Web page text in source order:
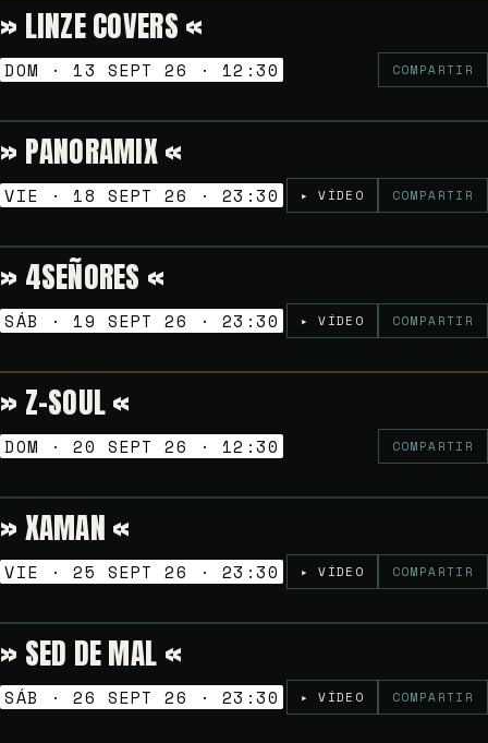
VERMUT SESSION
» LINZE COVERS «
DOM · 13 SEPT 26 · 12:30 COMPARTIR
NOCHES GOLFAS
» PANORAMIX «
VIE · 18 SEPT 26 · 23:30 ▸ VÍDEO COMPARTIR
NOCHES GOLFAS
» 4SEÑORES «
SÁB · 19 SEPT 26 · 23:30 ▸ VÍDEO COMPARTIR
VERMUT SESSION
» Z-SOUL «
DOM · 20 SEPT 26 · 12:30 COMPARTIR
NOCHES GOLFAS
» XAMAN «
VIE · 25 SEPT 26 · 23:30 ▸ VÍDEO COMPARTIR
NOCHES GOLFAS
» SED DE MAL «
SÁB · 26 SEPT 26 · 23:30 ▸ VÍDEO COMPARTIR